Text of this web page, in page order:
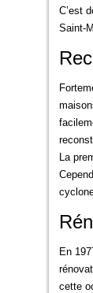
C’est
Saint-
La
En
cette